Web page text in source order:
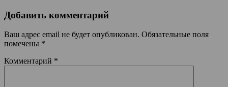
Добавить комментарий
Ваш адрес email не будет опубликован. Обязательные поля
помечены *
Комментарий *